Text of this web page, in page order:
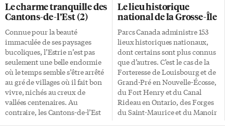
Le charme tranquille des
Cantons-de-l’Est (2)
Connue pour la beauté
immaculée de ses paysages
bucoliques, l’Estrie n’est pas
seulement une belle endormie
où le temps semble s’être arrêté
au gré de villages où il fait bon
vivre, nichés au creux de
vallées centenaires. Au
contraire, les Cantons-de-l’Est
Le lieu historique
national de la Grosse-Île
Parcs Canada administre 153
lieux historiques nationaux,
dont certains sont plus connus
que d’autres. C’est le cas de la
Forteresse de Louisbourg et de
Grand-Pré en Nouvelle-Écosse,
du Fort Henry et du Canal
Rideau en Ontario, des Forges
du Saint-Maurice et du Manoir